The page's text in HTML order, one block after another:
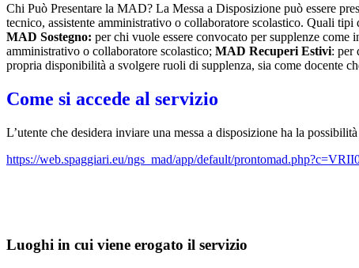
Chi Può Presentare la MAD? La Messa a Disposizione può essere
tecnico, assistente amministrativo o collaboratore scolastico. Quali
MAD Sostegno: per chi vuole essere convocato per supplenze come
amministrativo o collaboratore scolastico; MAD Recuperi Estivi: per
propria disponibilità a svolgere ruoli di supplenza, sia come docente
Come si accede al servizio
L’utente che desidera inviare una messa a disposizione ha la
https://web.spaggiari.eu/ngs_mad/app/default/
Luoghi in cui viene erogato il servizio